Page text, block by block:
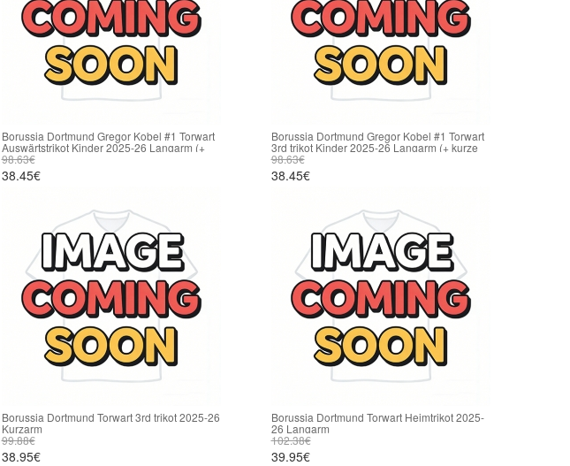
Borussia Dortmund Gregor Kobel #1 Torwart
Auswärtstrikot Kinder 2025-26 Langarm (+
kurze hosen)
98.63€
38.45€
Borussia Dortmund Gregor Kobel #1 Torwart
3rd trikot Kinder 2025-26 Langarm (+ kurze
hosen)
98.63€
38.45€
Borussia Dortmund Torwart 3rd trikot 2025-26
Kurzarm
99.88€
38.95€
Borussia Dortmund Torwart Heimtrikot 2025-
26 Langarm
102.38€
39.95€